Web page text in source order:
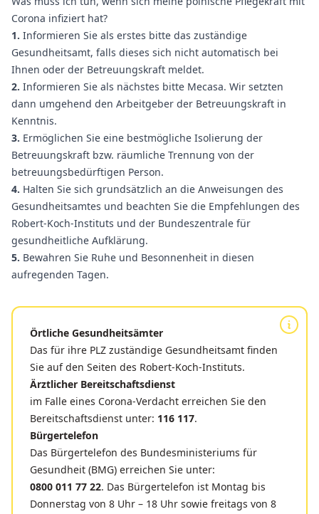
Corona infiziert hat?
1. Informieren Sie als erstes bitte das zuständige
Gesundheitsamt, falls dieses sich nicht automatisch bei
Ihnen oder der Betreuungskraft meldet.
2. Informieren Sie als nächstes bitte Mecasa. Wir setzten
dann umgehend den Arbeitgeber der Betreuungskraft in
Kenntnis.
3. Ermöglichen Sie eine bestmögliche Isolierung der
Betreuungskraft bzw. räumliche Trennung von der
betreuungsbedürftigen Person.
4. Halten Sie sich grundsätzlich an die Anweisungen des
Gesundheitsamtes und beachten Sie die Empfehlungen des
Robert-Koch-Instituts und der Bundeszentrale für
gesundheitliche Aufklärung.
5. Bewahren Sie Ruhe und Besonnenheit in diesen
aufregenden Tagen.
Örtliche Gesundheitsämter
Das für ihre PLZ zuständige Gesundheitsamt finden
Sie auf den Seiten des Robert-Koch-Instituts.
Ärztlicher Bereitschaftsdienst
im Falle eines Corona-Verdacht erreichen Sie den
Bereitschaftsdienst unter: 116 117.
Bürgertelefon
Das Bürgertelefon des Bundesministeriums für
Gesundheit (BMG) erreichen Sie unter:
0800 011 77 22. Das Bürgertelefon ist Montag bis
Donnerstag von 8 Uhr – 18 Uhr sowie freitags von 8